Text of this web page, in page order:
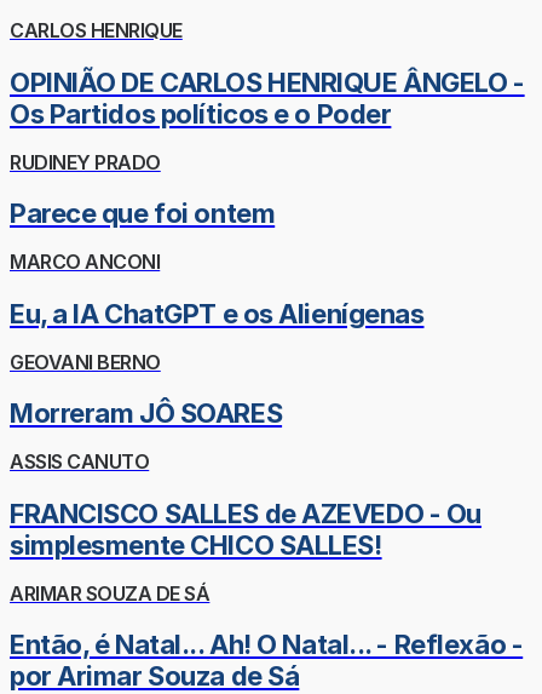
CARLOS HENRIQUE
OPINIÃO DE CARLOS HENRIQUE ÂNGELO -
Os Partidos políticos e o Poder
RUDINEY PRADO
Parece que foi ontem
MARCO ANCONI
Eu, a IA ChatGPT e os Alienígenas
GEOVANI BERNO
Morreram JÔ SOARES
ASSIS CANUTO
FRANCISCO SALLES de AZEVEDO - Ou
simplesmente CHICO SALLES!
ARIMAR SOUZA DE SÁ
Então, é Natal... Ah! O Natal... - Reflexão -
por Arimar Souza de Sá